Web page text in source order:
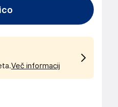
Več informacij